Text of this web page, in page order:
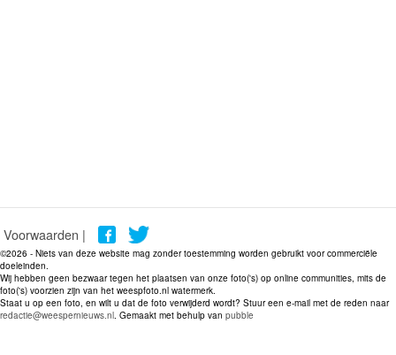
Voorwaarden |
©2026 - Niets van deze website mag zonder toestemming worden gebruikt voor commerciële
doeleinden.
Wij hebben geen bezwaar tegen het plaatsen van onze foto('s) op online communities, mits de
foto('s) voorzien zijn van het weespfoto.nl watermerk.
Staat u op een foto, en wilt u dat de foto verwijderd wordt? Stuur een e-mail met de reden naar
redactie@weespernieuws.nl. Gemaakt met behulp van pubble